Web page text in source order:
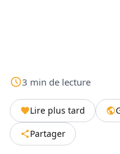
3 min de lecture
Lire plus tard
Partager